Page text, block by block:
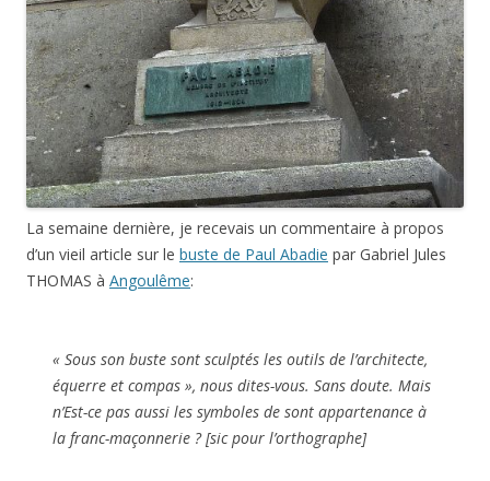
La semaine dernière, je recevais un commentaire à propos
d’un vieil article sur le buste de Paul Abadie par Gabriel Jules
THOMAS à Angoulême:
« Sous son buste sont sculptés les outils de l’architecte,
équerre et compas », nous dites-vous. Sans doute. Mais
n’Est-ce pas aussi les symboles de sont appartenance à
la franc-maçonnerie ? [sic pour l’orthographe]